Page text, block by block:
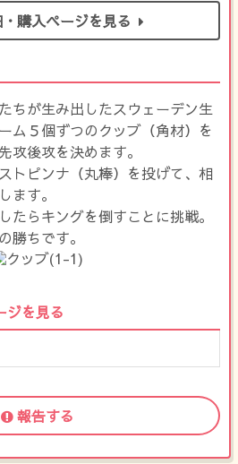
購入ページを見る
ちが生み出したスウェーデン生
ム５個ずつのクッブ（角材）を
攻後攻を決めます。
トピンナ（丸棒）を投げて、相
ます。
たらキングを倒すことに挑戦。
勝ちです。
ジを見る
報告する